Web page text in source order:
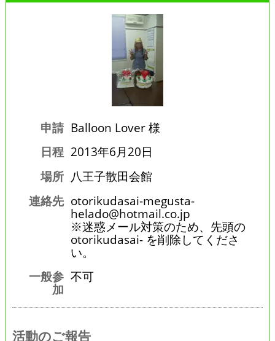
申請 Balloon Lover 様
日程 2013年6月20日
場所 八王子散田会館
連絡先 otorikudasai-megusta-
helado@hotmail.co.jp
※迷惑メール対策のため、先頭の
otorikudasai- を削除してくださ
い。
一般参
加
不可
活動のご報告